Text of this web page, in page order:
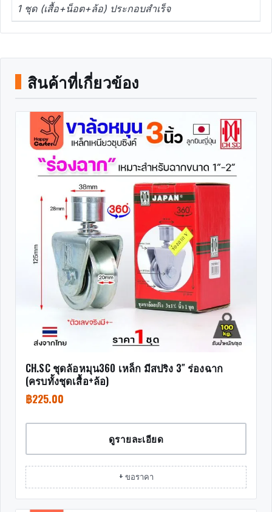
1 ชุด (เสื้อ+น็อต+ล้อ) ประกอบสำเร็จ
สินค้าที่เกี่ยวข้อง
CH.SC ชุดล้อหมุน360 เหล็ก มีสปริง 3″ ร่องฉาก
(ครบทั้งชุดเสื้อ+ล้อ)
฿225.00
ดูรายละเอียด
+ ขอราคา